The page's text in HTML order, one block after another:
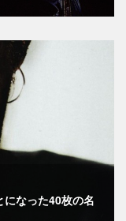
なった40枚の名